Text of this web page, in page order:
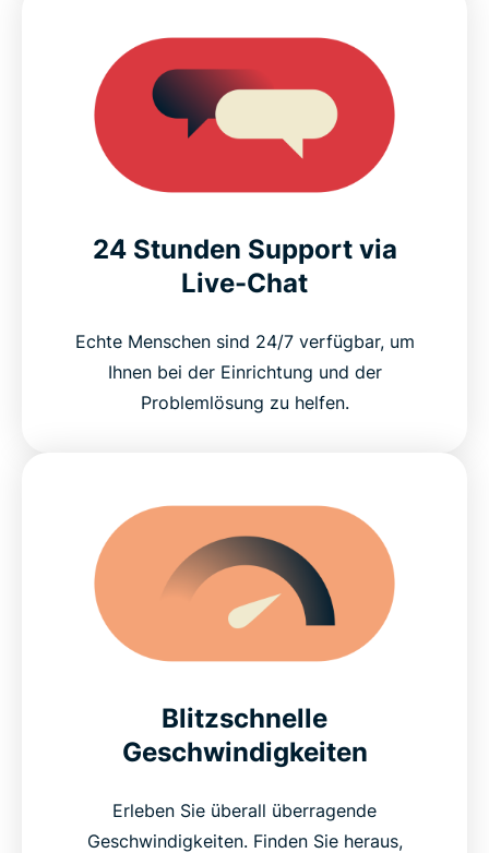
24 Stunden Support via
Live-Chat
Echte Menschen sind 24/7 verfügbar, um
Ihnen bei der Einrichtung und der
Problemlösung zu helfen.
Blitzschnelle
Geschwindigkeiten
Erleben Sie überall überragende
Geschwindigkeiten. Finden Sie heraus,